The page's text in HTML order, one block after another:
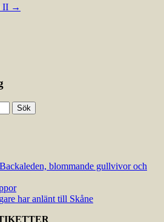
II →
blommande gullvivor och
har anlänt till Skåne